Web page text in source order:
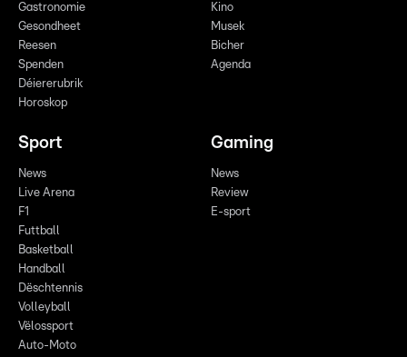
Gastronomie
Gesondheet
Reesen
Spenden
Déiererubrik
Horoskop
Kino
Musek
Bicher
Agenda
Sport
News
Live Arena
F1
Futtball
Basketball
Handball
Dëschtennis
Volleyball
Vëlossport
Auto-Moto
Gaming
News
Review
E-sport